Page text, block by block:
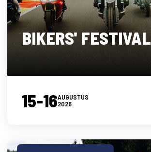
BIKERS' FESTIVAL
15-16AUGUSTUS
2026